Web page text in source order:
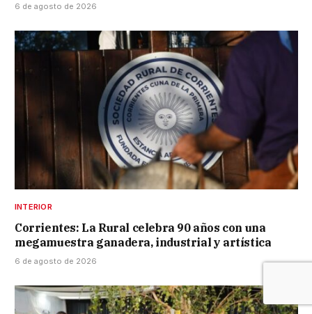
6 de agosto de 2026
INTERIOR
Corrientes: La Rural celebra 90 años con una
megamuestra ganadera, industrial y artística
6 de agosto de 2026